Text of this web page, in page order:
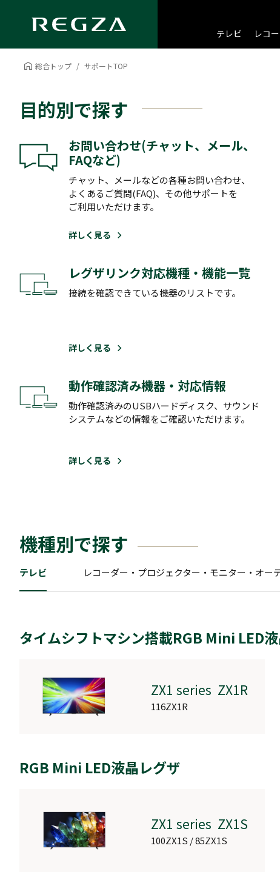
テレビ レコ
総合トップ サポートTOP
目的別で探す
お問い合わせ(チャット、メール、
FAQなど)
チャット、メールなどの各種お問い合わせ、
よくあるご質問(FAQ)、その他サポートを
ご利用いただけます。
詳しく見る
レグザリンク対応機種・機能一覧
接続を確認できている機器のリストです。
詳しく見る
動作確認済み機器・対応情報
動作確認済みのUSBハードディスク、サウンド
システムなどの情報をご確認いただけます。
詳しく見る
機種別で探す
テレビ レコーダー・プロジェクター・モニター・オー
タイムシフトマシン搭載RGB Mini LED
ZX1 series ZX1R
116ZX1R
RGB Mini LED液晶レグザ
ZX1 series ZX1S
100ZX1S / 85ZX1S
レーザープロジェクター
RLC-V7R MAX
ゲーミングモニター
RM-27G5SR